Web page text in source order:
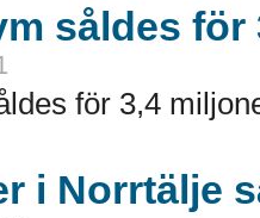
såldes
för 3,4
i Norrtälje